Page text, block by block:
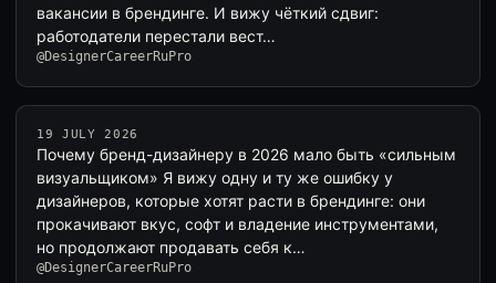
вакансии в брендинге. И вижу чёткий сдвиг:
работодатели перестали вест…
@DesignerCareerRuPro
19 JULY 2026
Почему бренд-дизайнеру в 2026 мало быть «сильным
визуальщиком» Я вижу одну и ту же ошибку у
дизайнеров, которые хотят расти в брендинге: они
прокачивают вкус, софт и владение инструментами,
но продолжают продавать себя к…
@DesignerCareerRuPro